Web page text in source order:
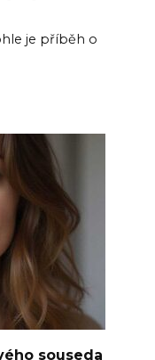
je příběh o
souseda